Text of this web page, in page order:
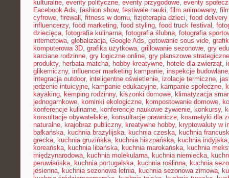
kulturalne, eventy polityczne, eventy przygodowe, eventy
Facebook Ads, fashion show, festiwale nauki, film animowany,
cyfrowe, firewall , fitness w domu, fizjoterapia dzieci, food delivery
influencerzy, food marketing, food styling, food truck festival ,
dziecięca, fotografia kulinarna, fotografia ślubna, fotografia
internetowa, globalizacja, Google Ads, gotowanie sous vide,
komputerowa 3D, grafika użytkowa, grillowanie sezonowe, gry
karciane rodzinne, gry logiczne online, gry planszowe strategiczne
produkty, herbata matcha, hobby kreatywne, hotele dla zwierząt,
glikemiczny, influencer marketing kampanie, inspekcje budowlane
integracja outdoor, inteligentne oświetlenie, izolacje termiczne,
jedzenie intuicyjne, kampanie edukacyjne, kampanie społeczne,
kayaking, kemping rodzinny, kiszonki domowe, klimatyzacja
jednogarnkowe, kominki ekologiczne, kompostowanie domowe,
konferencje kulinarne, konferencje naukowe żywienie, konkursy,
konsultacje obywatelskie, konsultacje prawnicze, kosmetyki dla
naturalne, krajobraz publiczny, kreatywne hobby, kryptowaluty w
bałkańska, kuchnia brazylijska, kuchnia czeska, kuchnia
grecka, kuchnia gruzińska, kuchnia hiszpańska, kuchnia indyjska
koreańska, kuchnia libańska, kuchnia marokańska, kuchnia
międzynarodowa, kuchnia molekularna, kuchnia niemiecka,
peruwiańska, kuchnia portugalska, kuchnia roślinna, kuchnia
jesienna, kuchnia sezonowa letnia, kuchnia sezonowa zimowa,